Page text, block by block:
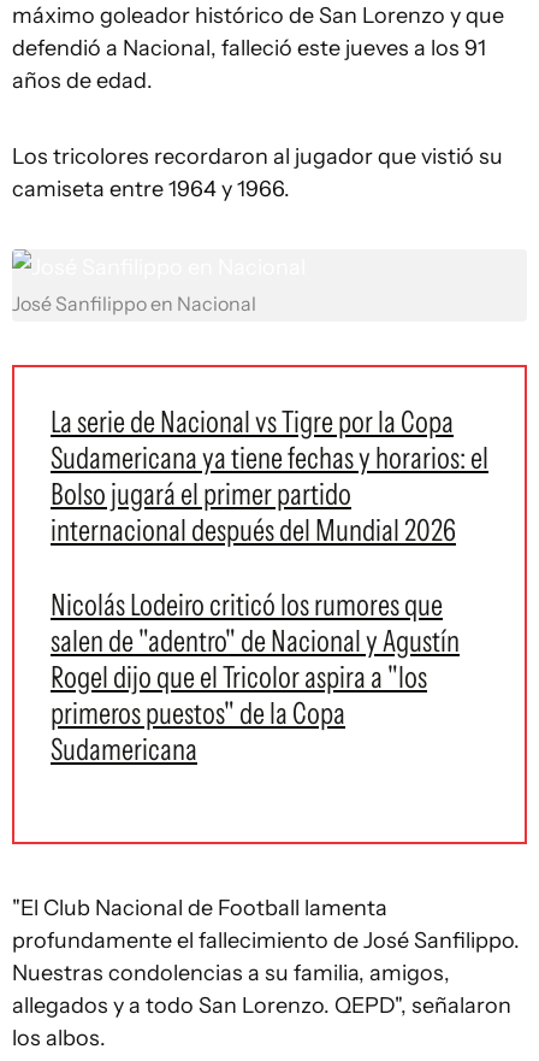
máximo goleador histórico de San Lorenzo y que
defendió a Nacional, falleció este jueves a los 91
años de edad.
Los tricolores recordaron al jugador que vistió su
camiseta entre 1964 y 1966.
José Sanfilippo en Nacional
La serie de Nacional vs Tigre por la Copa
Sudamericana ya tiene fechas y horarios: el
Bolso jugará el primer partido
internacional después del Mundial 2026
Nicolás Lodeiro criticó los rumores que
salen de "adentro" de Nacional y Agustín
Rogel dijo que el Tricolor aspira a "los
primeros puestos" de la Copa
Sudamericana
"El Club Nacional de Football lamenta
profundamente el fallecimiento de José Sanfilippo.
Nuestras condolencias a su familia, amigos,
allegados y a todo San Lorenzo. QEPD", señalaron
los albos.